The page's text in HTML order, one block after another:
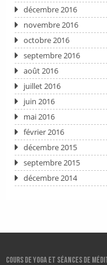
décembre 2016
novembre 2016
octobre 2016
septembre 2016
août 2016
juillet 2016
juin 2016
mai 2016
février 2016
décembre 2015
septembre 2015
décembre 2014
Cours de Yoga et séances de